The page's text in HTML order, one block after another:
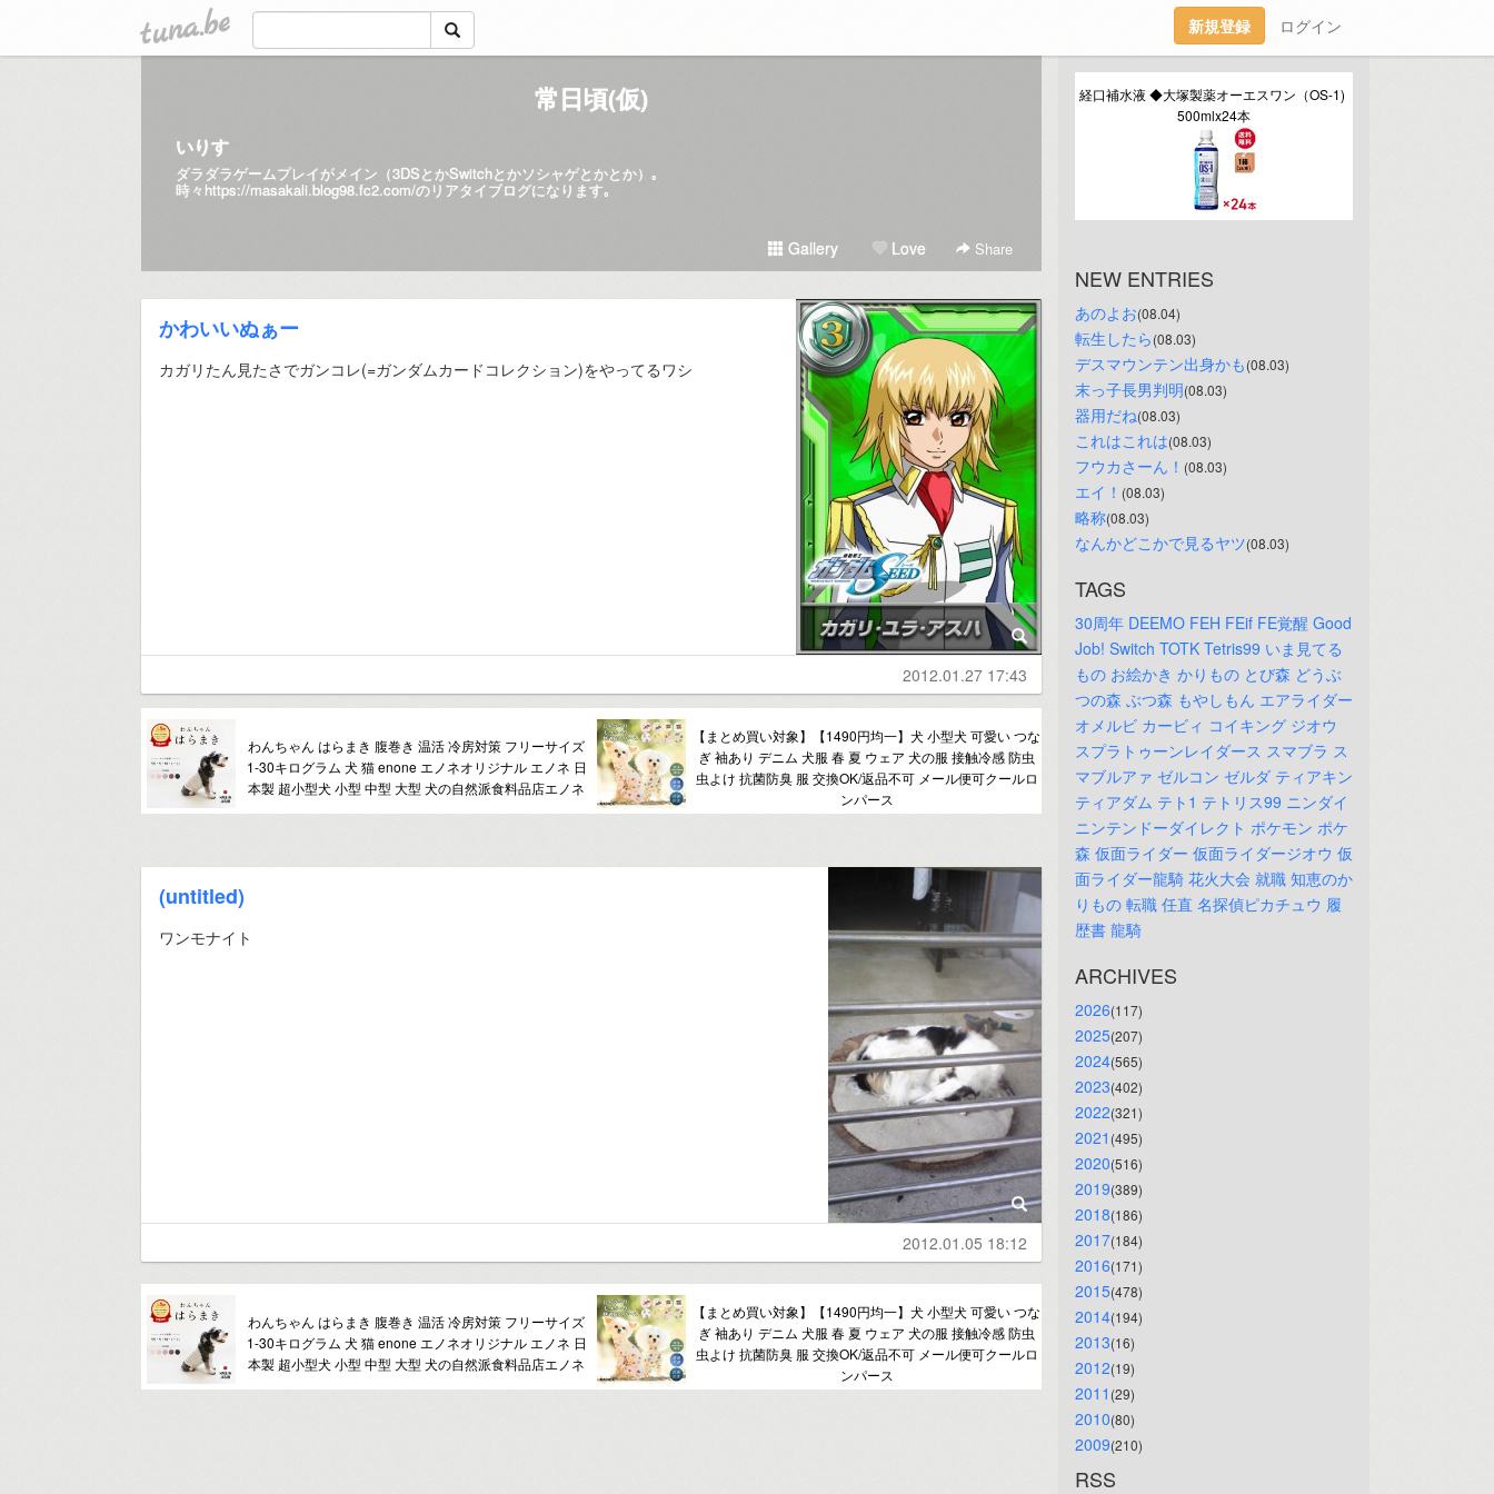
tuna.be 新規登録 ログイン
常日頃(仮)
いりす
ダラダラゲームプレイがメイン（3DSとかSwitchとかソシャゲとかとか）｡
時々 https://masakali.blog98.fc2.com/のリアタイブログになります｡
Gallery Love Share
かわいいぬぁー
カガリたん見たさでガンコレ(=ガンダムカードコレクション)をやってるワシ
2012.01.27 17:43
わんちゃん はらまき 腹巻き 温活 冷房対策 フリーサイズ
1-30キログラム 犬 猫 enone エノネオリジナル エノネ 日
本製 超小型犬 小型 中型 大型 犬の自然派食料品店エノネ
【まとめ買い対象】【1490円均一】犬 小型犬 可愛い つな
ぎ 袖あり デニム 犬服 春 夏 ウェア 犬の服 接触冷感 防虫
虫よけ 抗菌防臭 服 交換OK/返品不可 メール便可クールロ
ンパース
(untitled)
ワンモナイト
2012.01.05 18:12
わんちゃん はらまき 腹巻き 温活 冷房対策 フリーサイズ
1-30キログラム 犬 猫 enone エノネオリジナル エノネ 日
本製 超小型犬 小型 中型 大型 犬の自然派食料品店エノネ
【まとめ買い対象】【1490円均一】犬 小型犬 可愛い つな
ぎ 袖あり デニム 犬服 春 夏 ウェア 犬の服 接触冷感 防虫
虫よけ 抗菌防臭 服 交換OK/返品不可 メール便可クールロ
ンパース
経口補水液 ◆大塚製薬オーエスワン（OS-1)
500mlx24本
NEW ENTRIES
あのよお(08.04)
転生したら(08.03)
デスマウンテン出身かも(08.03)
末っ子長男判明(08.03)
器用だね(08.03)
これはこれは(08.03)
フウカさーん！ (08.03)
エイ！ (08.03)
略称(08.03)
なんかどこかで見るヤツ(08.03)
TAGS
30周年 DEEMO FEH FEif FE覚醒 Good
Job! Switch TOTK Tetris99 いま見てる
もの お絵かき かりもの とび森 どうぶ
つの森 ぶつ森 もやしもん エアライダー
オメルビ カービィ コイキング ジオウ
スプラトゥーンレイダース スマブラ ス
マブルアァ ゼルコン ゼルダ ティアキン
ティアダム テト1 テトリス99 ニンダイ
ニンテンドーダイレクト ポケモン ポケ
森 仮面ライダー 仮面ライダージオウ 仮
面ライダー龍騎 花火大会 就職 知恵のか
りもの 転職 任直 名探偵ピカチュウ 履
歴書 龍騎
ARCHIVES
2026(117)
2025(207)
2024(565)
2023(402)
2022(321)
2021 (495)
2020(516)
2019(389)
2018(186)
2017(184)
2016(171)
2015(478)
2014(194)
2013(16)
2012(19)
2011 (29)
2010(80)
2009(210)
RSS